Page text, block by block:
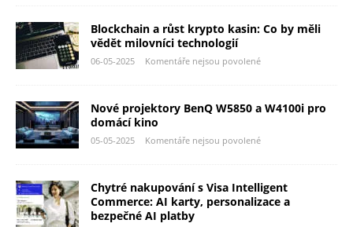
Blockchain a růst krypto kasin: Co by měli
vědět milovníci technologií
06-05-2025 Komentáře nejsou povolené
Nové projektory BenQ W5850 a W4100i pro
domácí kino
05-05-2025 Komentáře nejsou povolené
Chytré nakupování s Visa Intelligent
Commerce: AI karty, personalizace a
bezpečné AI platby